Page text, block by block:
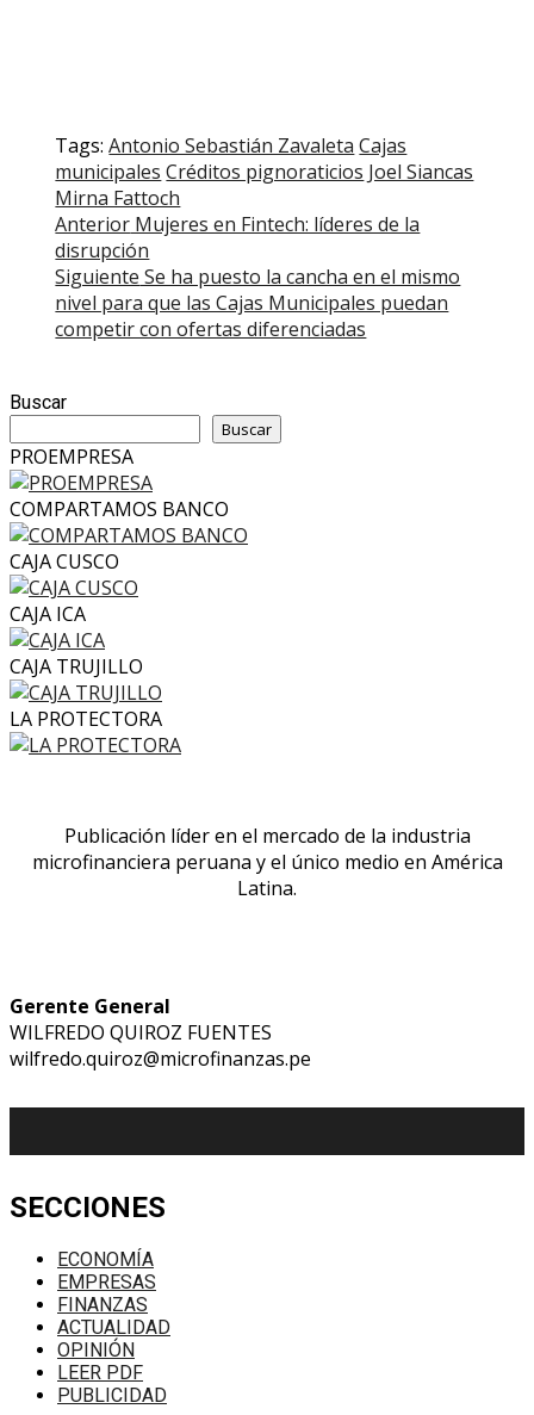
Tags:Antonio Sebastián Zavaleta Cajas
municipales Créditos pignoraticios Joel Siancas
Mirna Fattoch
Post
navigation
Anterior Mujeres en Fintech: líderes de la
disrupción
Siguiente Se ha puesto la cancha en el mismo
nivel para que las Cajas Municipales puedan
competir con ofertas diferenciadas
Buscar
Buscar
PROEMPRESA
COMPARTAMOS BANCO
CAJA CUSCO
CAJA ICA
CAJA TRUJILLO
LA PROTECTORA
Publicación líder en el mercado de la industria
microfinanciera peruana y el único medio en América
Latina.
Gerente General
WILFREDO QUIROZ FUENTES
wilfredo.quiroz@microfinanzas.pe
SECCIONES
ECONOMÍA
EMPRESAS
FINANZAS
ACTUALIDAD
OPINIÓN
LEER PDF
PUBLICIDAD